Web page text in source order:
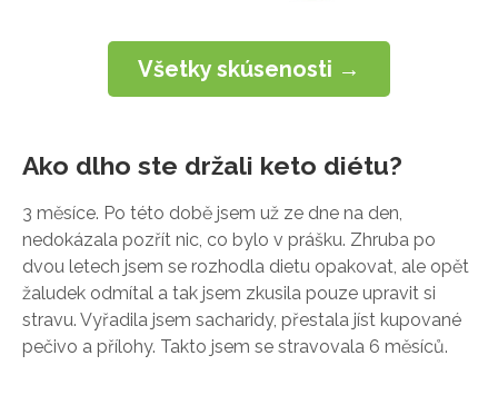
Všetky skúsenosti →
Ako dlho ste držali keto diétu?
3 měsíce. Po této době jsem už ze dne na den,
nedokázala pozřít nic, co bylo v prášku. Zhruba po
dvou letech jsem se rozhodla dietu opakovat, ale opět
žaludek odmítal a tak jsem zkusila pouze upravit si
stravu. Vyřadila jsem sacharidy, přestala jíst kupované
pečivo a přílohy. Takto jsem se stravovala 6 měsíců.